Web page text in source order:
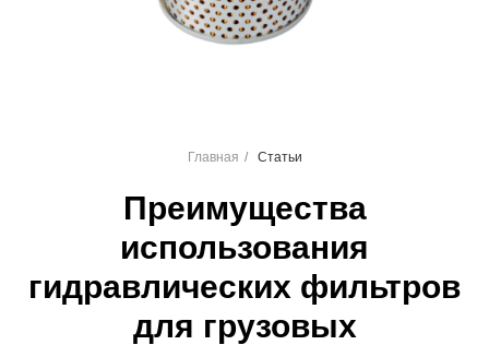
Главная / Статьи
Преимущества
использования
гидравлических фильтров
для грузовых